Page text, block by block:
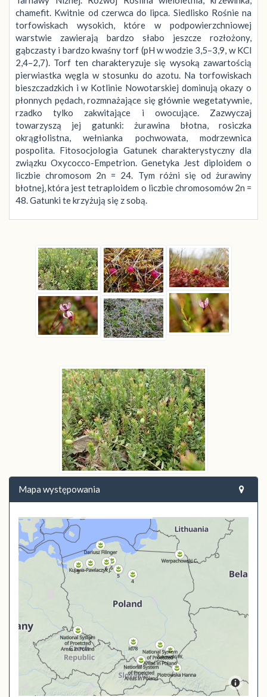
chamefit. Kwitnie od czerwca do lipca. Siedlisko Rośnie na
torfowiskach wysokich, które w podpowierzchniowej
warstwie zawierają bardzo słabo jeszcze rozłożony,
gąbczasty i bardzo kwaśny torf (pH w wodzie 3,5–3,9, w KCl
2,4–2,7). Torf ten charakteryzuje się wysoką zawartością
pierwiastka węgla w stosunku do azotu. Na torfowiskach
bieszczadzkich i w Kotlinie Nowotarskiej dominują okazy o
płonnych pędach, rozmnażające się głównie wegetatywnie,
rzadko tylko zakwitające i owocujące. Zazwyczaj
towarzyszą jej gatunki: żurawina błotna, rosiczka
okrągłolistna, wełnianka pochwowata, modrzewnica
pospolita. Fitosocjologia Gatunek charakterystyczny dla
związku Oxycocco-Empetrion. Genetyka Jest diploidem o
liczbie chromosom 2n = 24. Tym różni się od żurawiny
błotnej, która jest tetraploidem o liczbie chromosomów 2n =
48. Gatunki te krzyżują się z sobą.
Mapa występowania